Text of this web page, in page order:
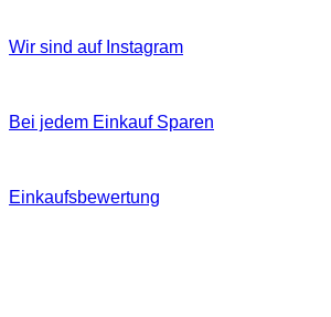
Wir sind auf Instagram
Bei jedem Einkauf Sparen
Einkaufsbewertung